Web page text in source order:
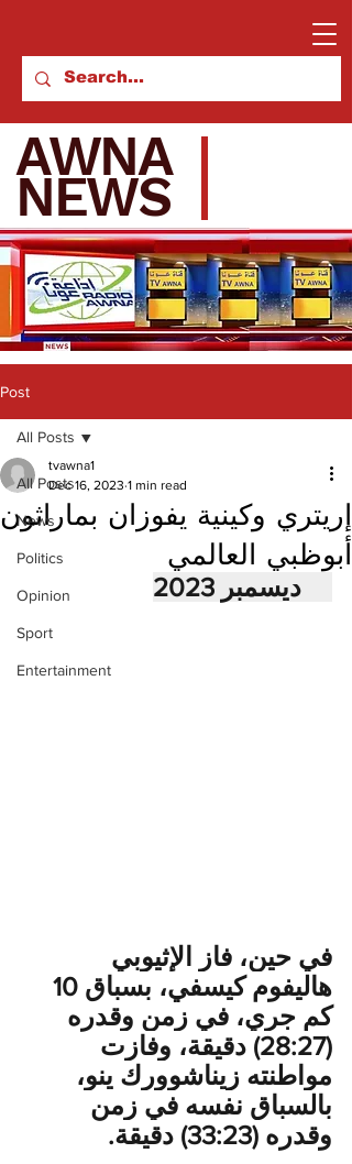
AWNA
NEWS
Post
All Posts
News
Politics
Opinion
Sport
Entertainment
All Posts
إريتري وكينية يفوزان بماراثون
أبوظبي العالمي
tvawna1
Dec 16, 2023 1 min read
في حين، فاز الإثيوبي
كم جري، في زمن وقدره
(28:27) دقيقة، وفازت
مواطنته زيناشوورك ينو،
بالسباق نفسه في زمن
وقدره (33:23) دقيقة.